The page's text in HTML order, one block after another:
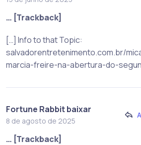
… [Trackback]
[…] Info to that Topic:
salvadorentretenimento.com.br/
marcia-freire-na-abertura-do-
Fortune Rabbit baixar
8 de agosto de 2025
… [Trackback]